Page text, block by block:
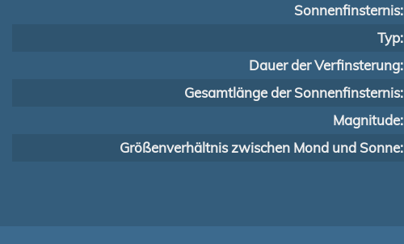
Sonnenfinsternis:
Typ:
Dauer der Verfinsterung:
Gesamtlänge der Sonnenfinsternis:
Magnitude:
Größenverhältnis zwischen Mond und Sonne: